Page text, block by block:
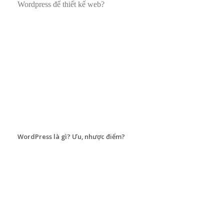
WordPress là gì? Ưu, nhược điểm?